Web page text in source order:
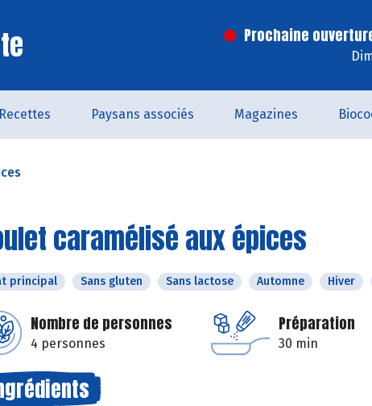
Prochaine
Recettes Paysans associés Magazines
caramélisé aux épices
principal Sans gluten Sans lactose Automne Hiver
Nombre de personnes
4 personnes
Préparation
30 min